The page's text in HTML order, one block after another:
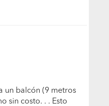
un balcón (9 metros
sin costo. . . Esto